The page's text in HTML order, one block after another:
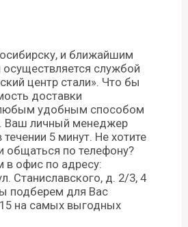
и ближайшим
службой
центр стали». Что бы
доставки
любым удобным способом
Ваш личный менеджер
5 минут. Не хотите
общаться по телефону?
в офис по адресу:
Станиславского, д. 2/3, 4
подберем для Вас
на самых выгодных